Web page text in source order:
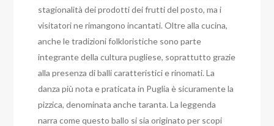
stagionalità dei prodotti dei frutti del posto, ma i
visitatori ne rimangono incantati. Oltre alla cucina,
anche le tradizioni folkloristiche sono parte
integrante della cultura pugliese, soprattutto grazie
alla presenza di balli caratteristici e rinomati. La
danza più nota e praticata in Puglia è sicuramente la
pizzica, denominata anche taranta. La leggenda
narra come questo ballo si sia originato per scopi